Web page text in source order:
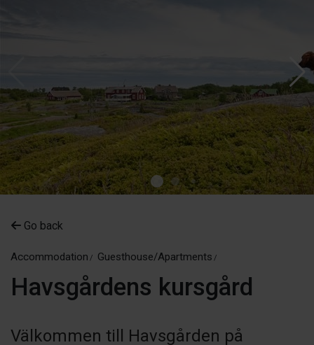
Go back
Accommodation Guesthouse/Apartments
Havsgårdens kursgård
Välkommen till Havsgården på